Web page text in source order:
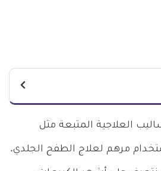
العلاجية المتبعة مثل
مرهم لعلاج الطفح الجلدي.